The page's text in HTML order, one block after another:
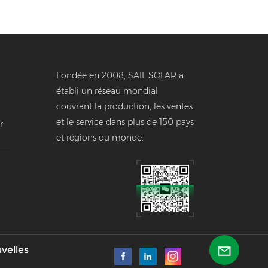
Fondée en 2008, SAIL SOLAR a
établi un réseau mondial
couvrant la production, les ventes
et le service dans plus de 150 pays
et régions du monde.